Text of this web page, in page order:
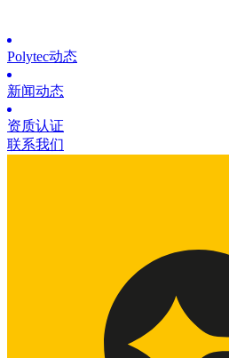
Polytec动态
新闻动态
资质认证
联系我们